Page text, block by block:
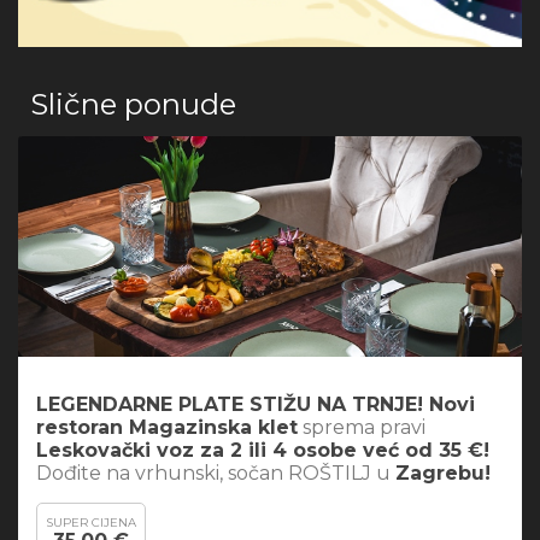
Slične ponude
LEGENDARNE PLATE STIŽU NA TRNJE! Novi
restoran Magazinska klet sprema pravi
Leskovački voz za 2 ili 4 osobe već od 35 €!
Dođite na vrhunski, sočan ROŠTILJ u Zagrebu!
SUPER CIJENA